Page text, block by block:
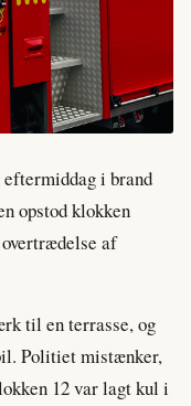
eftermiddag i brand
opstod klokken
af
til en terrasse, og
Politiet mistænker,
12 var lagt kul i